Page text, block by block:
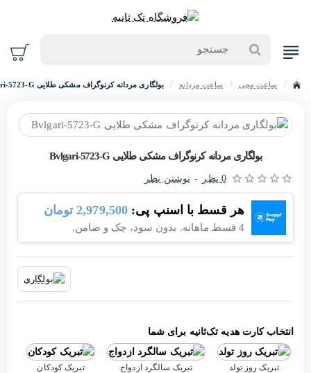
ساعت مچی ساعت مردانه بولگاری مردانه کرنوگراف مشکی طلایی Bvlgari-5723-G
بولگاری مردانه کرنوگراف مشکی طلایی Bvlgari-5723-G
هر قسط با اسنپ پی: 2,979,500 تومان
4 قسط ماهانه. بدون سود، چک و ضامن.
0 نظر - نوشتن نظر
انتخاب کارت هدیه تک‌ثانیه برای شما
تبریک روز تولد تبریک سالگرد ازدواج تبریک کودکان